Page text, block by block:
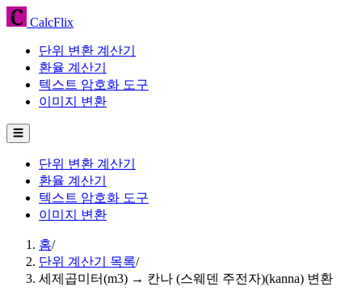
CalcFlix
단위 변환 계산기
환율 계산기
텍스트 암호화 도구
이미지 변환
☰
단위 변환 계산기
환율 계산기
텍스트 암호화 도구
이미지 변환
홈/
단위 계산기 목록/
세제곱미터(m3) → 칸나 (스웨덴 주전자)(kanna) 변환